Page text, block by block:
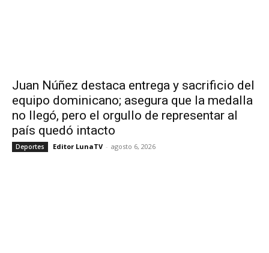
Juan Núñez destaca entrega y sacrificio del
equipo dominicano; asegura que la medalla
no llegó, pero el orgullo de representar al
país quedó intacto
Deportes Editor LunaTV - agosto 6, 2026